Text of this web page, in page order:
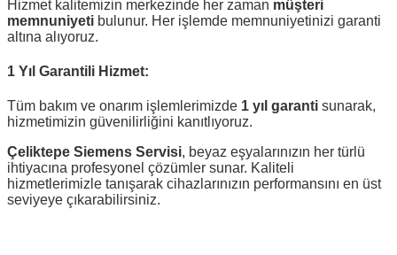
Hizmet kalitemizin merkezinde her zaman müşteri
memnuniyeti bulunur. Her işlemde memnuniyetinizi garanti
altına alıyoruz.
1 Yıl Garantili Hizmet:
Tüm bakım ve onarım işlemlerimizde 1 yıl garanti sunarak,
hizmetimizin güvenilirliğini kanıtlıyoruz.
Çeliktepe Siemens Servisi, beyaz eşyalarınızın her türlü
ihtiyacına profesyonel çözümler sunar. Kaliteli
hizmetlerimizle tanışarak cihazlarınızın performansını en üst
seviyeye çıkarabilirsiniz.